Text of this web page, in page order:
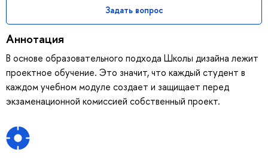
Задать вопрос
Аннотация
В основе образовательного подхода Школы дизайна лежит
проектное обучение. Это значит, что каждый студент в
каждом учебном модуле создает и защищает перед
экзаменационной комиссией собственный проект.